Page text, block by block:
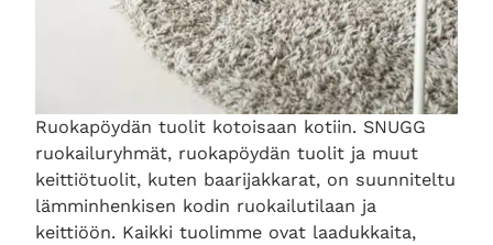
Ruokapöydän tuolit kotoisaan kotiin. SNUGG
ruokailuryhmät, ruokapöydän tuolit ja muut
keittiötuolit, kuten baarijakkarat, on suunniteltu
lämminhenkisen kodin ruokailutilaan ja
keittiöön. Kaikki tuolimme ovat laadukkaita,